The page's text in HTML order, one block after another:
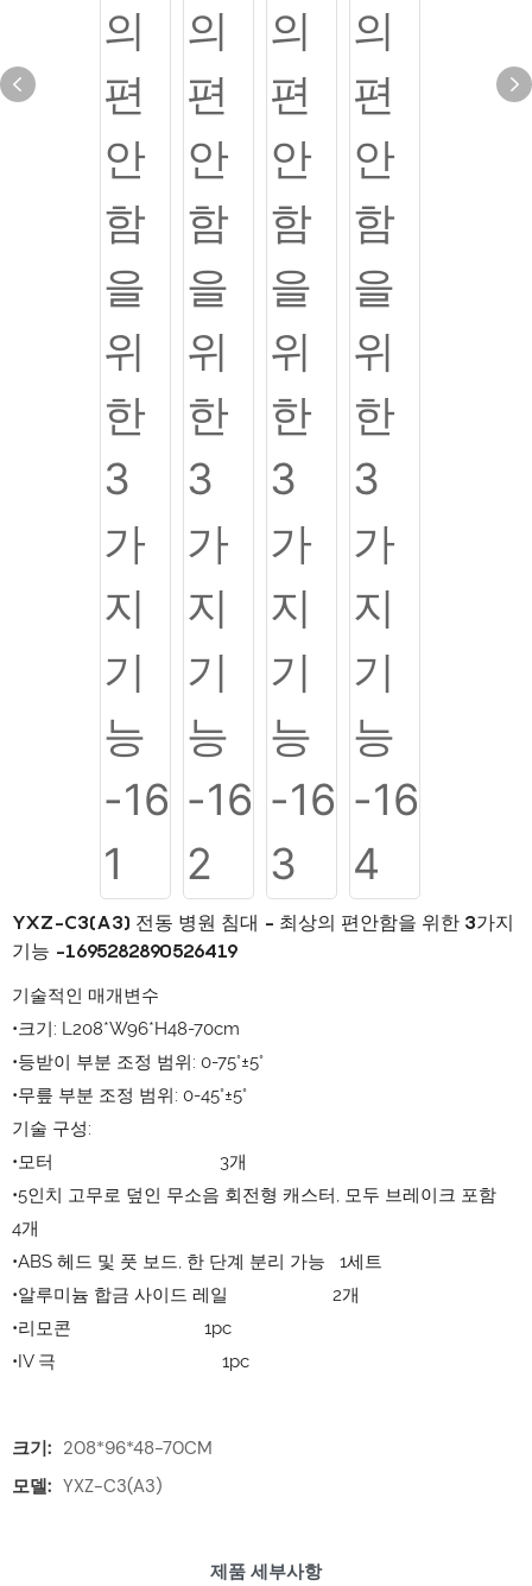
YXZ-C3(A3) 전동 병원 침대 - 최상의 편안함을 위한 3가지
기능 -1695282890526419
기술적인 매개변수
•크기: L208*W96*H48-70cm
•등받이 부분 조정 범위: 0-75°±5°
•무릎 부분 조정 범위: 0-45°±5°
기술 구성:
•모터 3개
•5인치 고무로 덮인 무소음 회전형 캐스터, 모두 브레이크 포함
4개
•ABS 헤드 및 풋 보드, 한 단계 분리 가능 1세트
•알루미늄 합금 사이드 레일 2개
•리모콘 1pc
•IV 극 1pc
크기: 208*96*48-70CM
모델: YXZ-C3(A3)
제품 세부사항